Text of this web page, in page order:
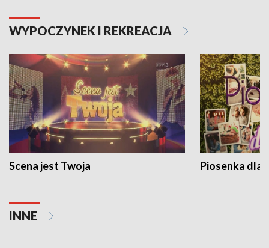
WYPOCZYNEK I REKREACJA
Scena jest Twoja Piosenka dla
INNE